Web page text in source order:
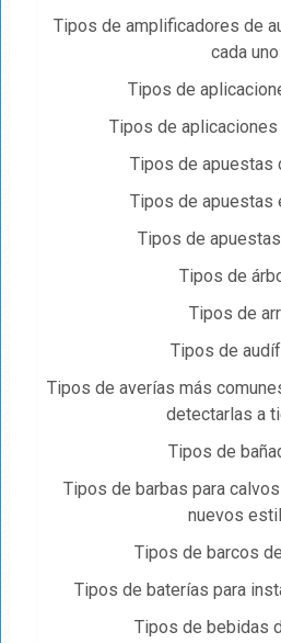
Tipos de amplificadores de
cada uno
Tipos de
Tipos de
Tipos de apuestas
Tipos de apuestas
Tipos de
Tipos de
Tipos de
Tipos de
Tipos de averías más
detectarlas a
Tipos de
Tipos de barbas para
nuevos
Tipos de barcos
Tipos de baterías para
Tipos de bebidas